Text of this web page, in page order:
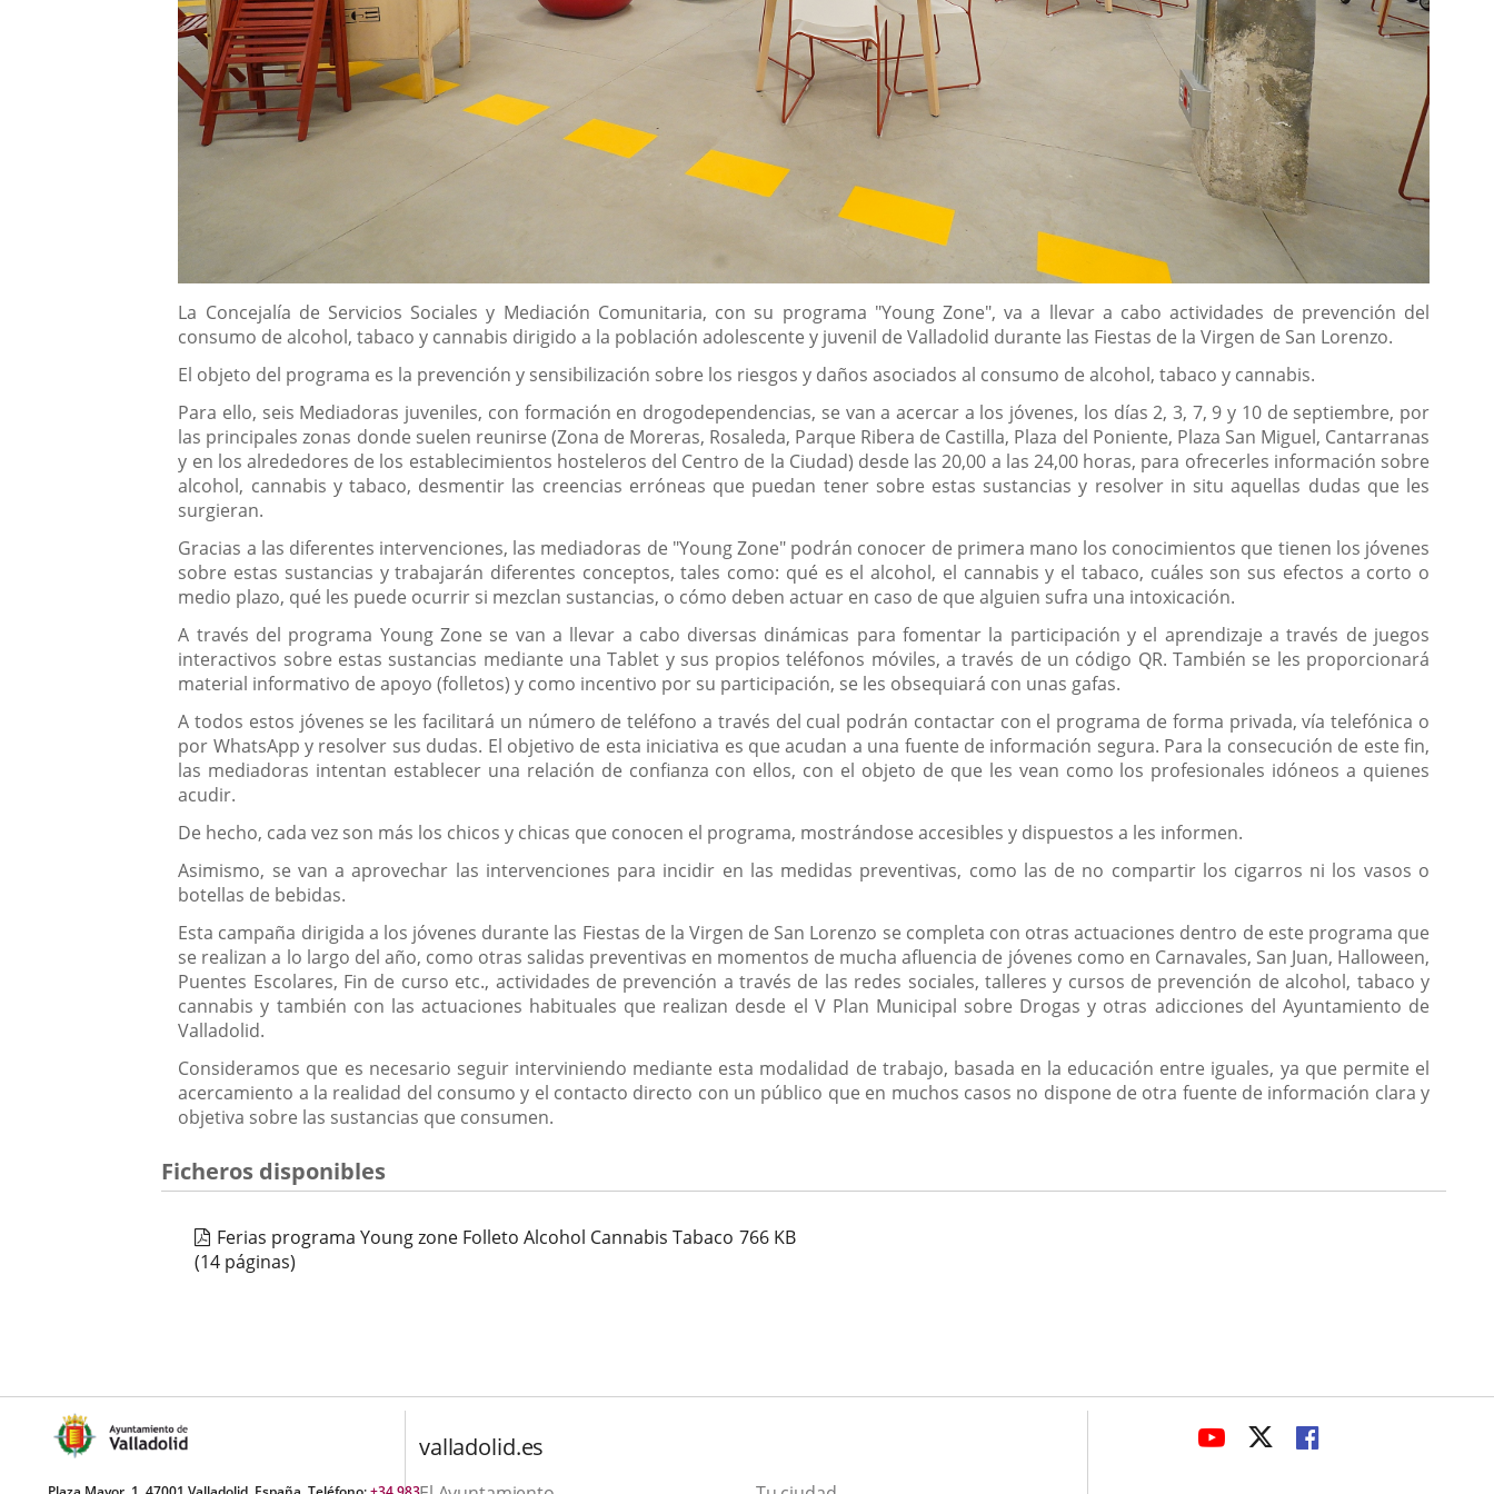
Descripción
La Concejalía de Servicios Sociales y Mediación Comunitaria, con su programa "Young Zone", va a llevar a cabo actividades de prevención del
consumo de alcohol, tabaco y cannabis dirigido a la población adolescente y juvenil de Valladolid durante las Fiestas de la Virgen de San Lorenzo.
El objeto del programa es la prevención y sensibilización sobre los riesgos y daños asociados al consumo de alcohol, tabaco y cannabis.
Para ello, seis Mediadoras juveniles, con formación en drogodependencias, se van a acercar a los jóvenes, los días 2, 3, 7, 9 y 10 de septiembre, por
las principales zonas donde suelen reunirse (Zona de Moreras, Rosaleda, Parque Ribera de Castilla, Plaza del Poniente, Plaza San Miguel, Cantarranas
y en los alrededores de los establecimientos hosteleros del Centro de la Ciudad) desde las 20,00 a las 24,00 horas, para ofrecerles información sobre
alcohol, cannabis y tabaco, desmentir las creencias erróneas que puedan tener sobre estas sustancias y resolver in situ aquellas dudas que les
surgieran.
Gracias a las diferentes intervenciones, las mediadoras de "Young Zone" podrán conocer de primera mano los conocimientos que tienen los jóvenes
sobre estas sustancias y trabajarán diferentes conceptos, tales como: qué es el alcohol, el cannabis y el tabaco, cuáles son sus efectos a corto o
medio plazo, qué les puede ocurrir si mezclan sustancias, o cómo deben actuar en caso de que alguien sufra una intoxicación.
A través del programa Young Zone se van a llevar a cabo diversas dinámicas para fomentar la participación y el aprendizaje a través de juegos
interactivos sobre estas sustancias mediante una Tablet y sus propios teléfonos móviles, a través de un código QR. También se les proporcionará
material informativo de apoyo (folletos) y como incentivo por su participación, se les obsequiará con unas gafas.
A todos estos jóvenes se les facilitará un número de teléfono a través del cual podrán contactar con el programa de forma privada, vía telefónica o
por WhatsApp y resolver sus dudas. El objetivo de esta iniciativa es que acudan a una fuente de información segura. Para la consecución de este fin,
las mediadoras intentan establecer una relación de confianza con ellos, con el objeto de que les vean como los profesionales idóneos a quienes
acudir.
De hecho, cada vez son más los chicos y chicas que conocen el programa, mostrándose accesibles y dispuestos a les informen.
Asimismo, se van a aprovechar las intervenciones para incidir en las medidas preventivas, como las de no compartir los cigarros ni los vasos o
botellas de bebidas.
Esta campaña dirigida a los jóvenes durante las Fiestas de la Virgen de San Lorenzo se completa con otras actuaciones dentro de este programa que
se realizan a lo largo del año, como otras salidas preventivas en momentos de mucha afluencia de jóvenes como en Carnavales, San Juan, Halloween,
Puentes Escolares, Fin de curso etc., actividades de prevención a través de las redes sociales, talleres y cursos de prevención de alcohol, tabaco y
cannabis y también con las actuaciones habituales que realizan desde el V Plan Municipal sobre Drogas y otras adicciones del Ayuntamiento de
Valladolid.
Consideramos que es necesario seguir interviniendo mediante esta modalidad de trabajo, basada en la educación entre iguales, ya que permite el
acercamiento a la realidad del consumo y el contacto directo con un público que en muchos casos no dispone de otra fuente de información clara y
objetiva sobre las sustancias que consumen.
Ficheros disponibles
Ferias programa Young zone Folleto Alcohol Cannabis Tabaco 766 KB
(14 páginas)
valladolid.es
ENLACEENLACE